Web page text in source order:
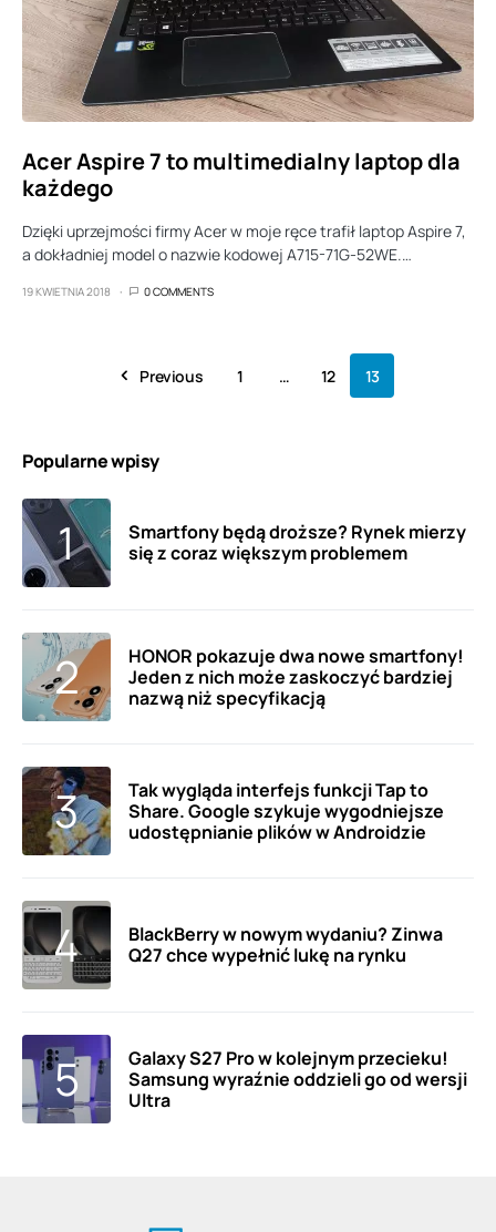
Acer Aspire 7 to multimedialny laptop dla
każdego
Dzięki uprzejmości firmy Acer w moje ręce trafił laptop Aspire 7,
a dokładniej model o nazwie kodowej A715-71G-52WE.…
19 KWIETNIA 2018 0 COMMENTS
Previous 1 … 12 13
Popularne wpisy
Smartfony będą droższe? Rynek mierzy
się z coraz większym problemem
HONOR pokazuje dwa nowe smartfony!
Jeden z nich może zaskoczyć bardziej
nazwą niż specyfikacją
Tak wygląda interfejs funkcji Tap to
Share. Google szykuje wygodniejsze
udostępnianie plików w Androidzie
BlackBerry w nowym wydaniu? Zinwa
Q27 chce wypełnić lukę na rynku
Galaxy S27 Pro w kolejnym przecieku!
Samsung wyraźnie oddzieli go od wersji
Ultra